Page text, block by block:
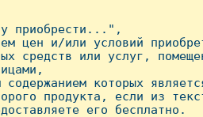
приобрести...",
цен и/или условий
сpедств или услуг,
содержанием которых
продукта, если из
его бесплатно.